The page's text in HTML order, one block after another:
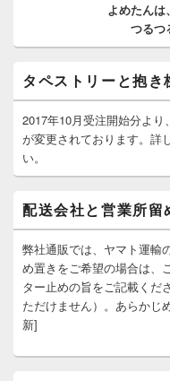
ッ
エ
リ
ア
よめたんは、
つるつ
タペストリーと抱
2017年10月受注開始分よ
が変更されております。詳
い。
配送会社と営業所留
弊社通販では、ヤマト運輸
め置きをご希望の場合は、
ター止めの旨をご記載くだ
ただけません）。あらかじ
新]